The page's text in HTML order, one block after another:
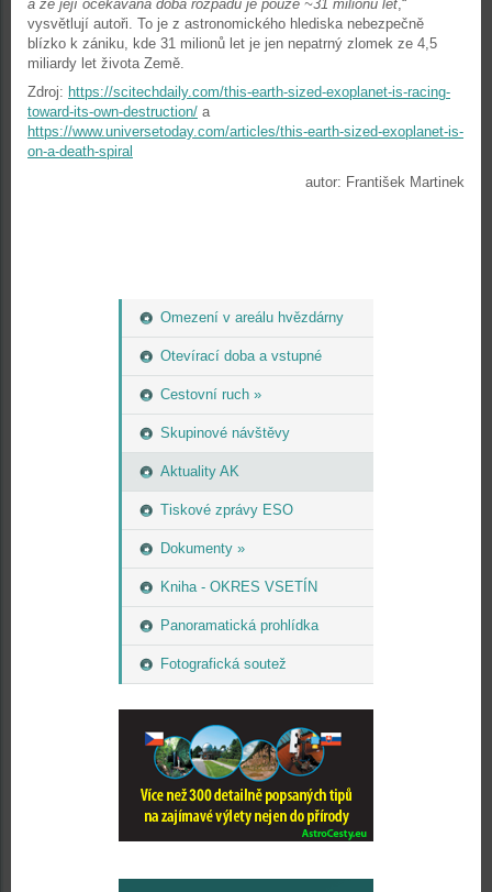
Omezení v areálu hvězdárny
Otevírací doba a vstupné
Cestovní ruch »
Skupinové návštěvy
Aktuality AK
Tiskové zprávy ESO
Dokumenty »
Kniha - OKRES VSETÍN
Panoramatická prohlídka
Fotografická soutež
a že její očekávaná doba rozpadu je pouze ~31 milionů let ,“
vysvětlují autoři. To je z astronomického hlediska nebezpečně
blízko k zániku, kde 31 milionů let je jen nepatrný zlomek ze 4,5
miliardy let života Země.
Zdroj: https://scitechdaily.com/this-earth-sized-exoplanet-is-racing-
toward-its-own-destruction/ a
https://www.universetoday.com/articles/this-earth-sized-exoplanet-is-
on-a-death-spiral
autor: František Martinek